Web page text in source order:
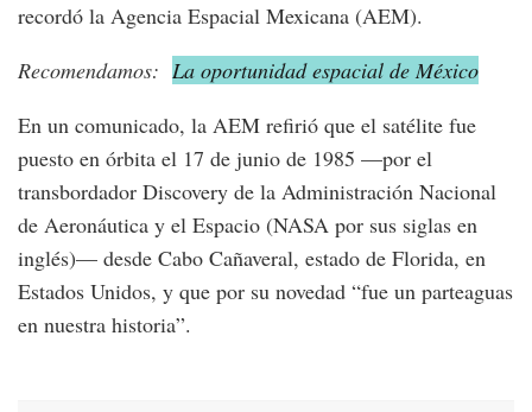
recordó la Agencia Espacial Mexicana (AEM).
Recomendamos: La oportunidad espacial de México
En un comunicado, la AEM refirió que el satélite fue
puesto en órbita el 17 de junio de 1985 —por el
transbordador Discovery de la Administración Nacional
de Aeronáutica y el Espacio (NASA por sus siglas en
inglés)— desde Cabo Cañaveral, estado de Florida, en
Estados Unidos, y que por su novedad “fue un parteaguas
en nuestra historia”.